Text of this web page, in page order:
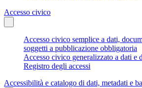
Accesso civico
Accesso civico semplice a dati,
soggetti a pubblicazione obbligatoria
Accesso civico generalizzato a dati e
Registro degli accessi
Accessibilità e catalogo di dati, metadati e